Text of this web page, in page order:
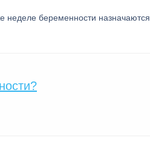
неделе беременности назначаются